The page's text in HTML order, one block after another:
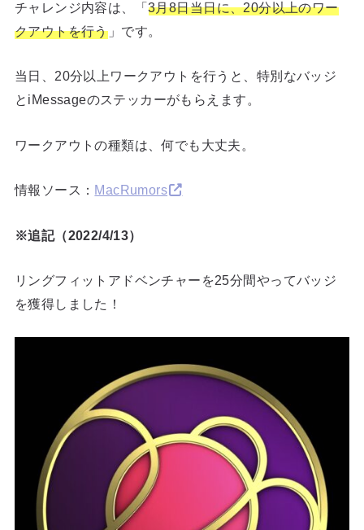
チャレンジ内容は、「3月8日当日に、20分以上のワー
クアウトを行う」です。
当日、20分以上ワークアウトを行うと、特別なバッジ
とiMessageのステッカーがもらえます。
ワークアウトの種類は、何でも大丈夫。
情報ソース： MacRumors
※追記（2022/4/13）
リングフィットアドベンチャーを25分間やってバッジ
を獲得しました！